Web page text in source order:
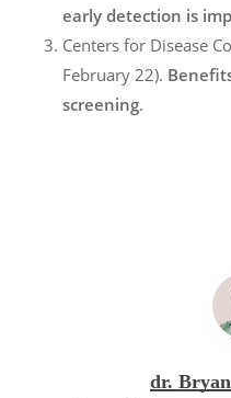
early detection is
Centers for Disease
February 22).
screening.
dr.